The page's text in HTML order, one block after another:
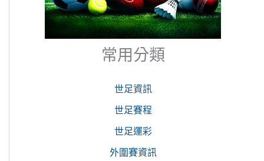
常用分類
世足資訊
世足賽程
世足運彩
外圍賽資訊